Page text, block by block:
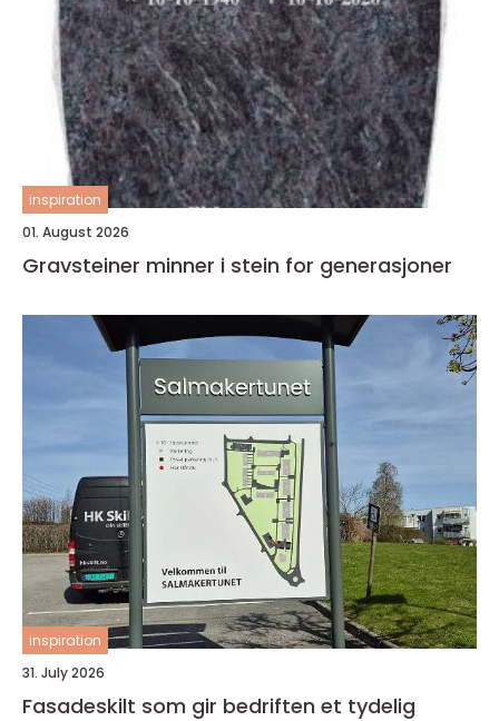
inspiration
01. August 2026
Gravsteiner minner i stein for generasjoner
inspiration
31. July 2026
Fasadeskilt som gir bedriften et tydelig